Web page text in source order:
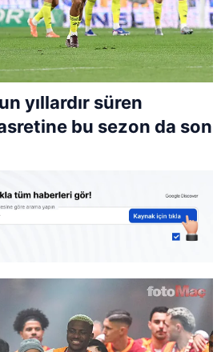
yıllardır süren
bu sezon da son